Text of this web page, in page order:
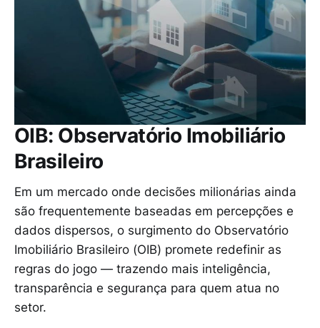
OIB: Observatório Imobiliário
Brasileiro
Em um mercado onde decisões milionárias ainda
são frequentemente baseadas em percepções e
dados dispersos, o surgimento do Observatório
Imobiliário Brasileiro (OIB) promete redefinir as
regras do jogo — trazendo mais inteligência,
transparência e segurança para quem atua no
setor.